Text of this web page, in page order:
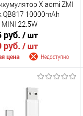
Xiaomi ZMI
QB817 10000mAh
MINI 22.5W
руб. / шт
руб. / шт
цена Недоступно
о поступлении